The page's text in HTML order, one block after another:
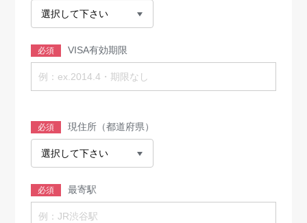
必須 VISA有効期限
必須 現住所（都道府県）
必須 最寄駅